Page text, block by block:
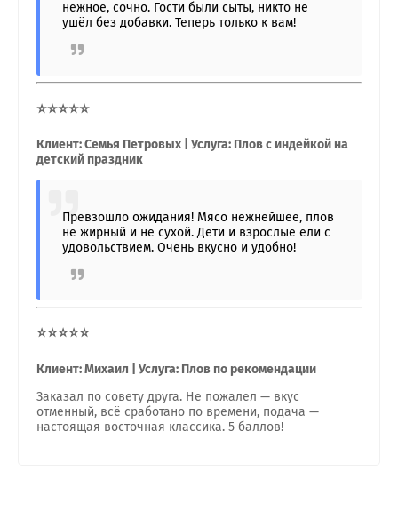
нежное, сочно. Гости были сыты, никто не
ушёл без добавки. Теперь только к вам!
⭐⭐⭐⭐⭐
Клиент: Семья Петровых | Услуга: Плов с индейкой на
детский праздник
Превзошло ожидания! Мясо нежнейшее, плов
не жирный и не сухой. Дети и взрослые ели с
удовольствием. Очень вкусно и удобно!
⭐⭐⭐⭐⭐
Клиент: Михаил | Услуга: Плов по рекомендации
Заказал по совету друга. Не пожалел — вкус
отменный, всё сработано по времени, подача —
настоящая восточная классика. 5 баллов!